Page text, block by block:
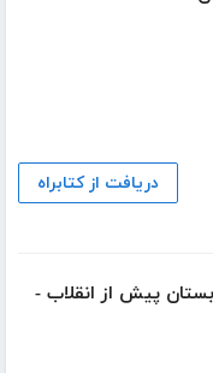
دریافت از کتابراه
پیش از انقلاب -